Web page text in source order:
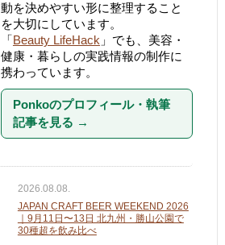
動を決めやすい形に整理すること
を大切にしています。
「Beauty LifeHack 」でも、美容・
健康・暮らしの実践情報の制作に
携わっています。
Ponkoのプロフィール・執筆
記事を見る →
2026.08.08.
JAPAN CRAFT BEER WEEKEND 2026
｜9月11日〜13日 北九州・勝山公園で
30種超を飲み比べ